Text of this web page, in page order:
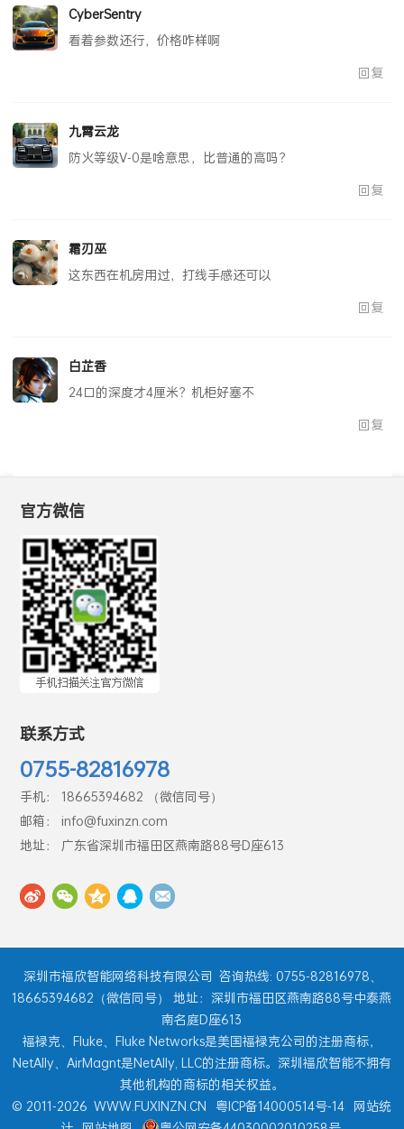
CyberSentry
看着参数还行，价格咋样啊
回复
九霄云龙
防火等级V-0是啥意思，比普通的高吗？
回复
霜刃巫
这东西在机房用过，打线手感还可以
回复
白芷香
24口的深度才4厘米？机柜好塞不
回复
官方微信
联系方式
0755-82816978
手机： 18665394682 （微信同号）
邮箱： info@fuxinzn.com
地址： 广东省深圳市福田区燕南路88号D座613
深圳市福欣智能网络科技有限公司 咨询热线: 0755-82816978、
18665394682（微信同号） 地址：深圳市福田区燕南路88号中泰燕
南名庭D座613
福禄克、Fluke、Fluke Networks是美国福禄克公司的注册商标，
NetAlly、AirMagnt是NetAlly, LLC的注册商标。深圳福欣智能不拥有
其他机构的商标的相关权益。
© 2011-2026 WWW.FUXINZN.CN 粤ICP备14000514号-14 网站统